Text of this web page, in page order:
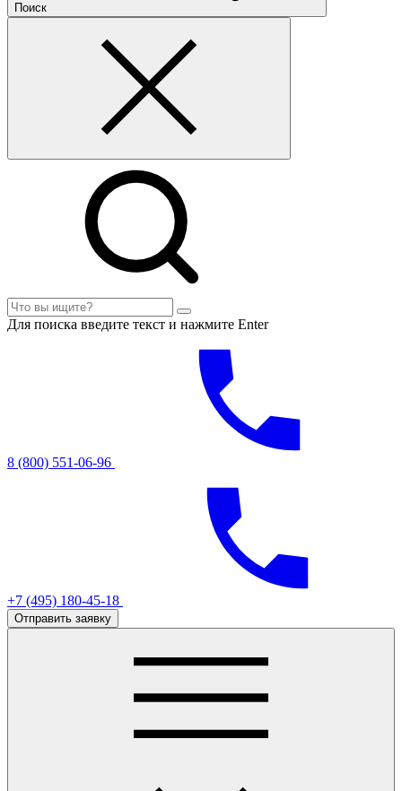
Поиск
Для поиска введите текст и нажмите Enter
8 (800) 551-06-96
+7 (495) 180-45-18
Отправить заявку